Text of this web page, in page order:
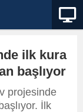
ilk kura
başlıyor
projesinde
İlk